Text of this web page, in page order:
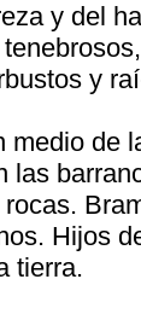
y del
y
medio de
las
Hijos
tierra.